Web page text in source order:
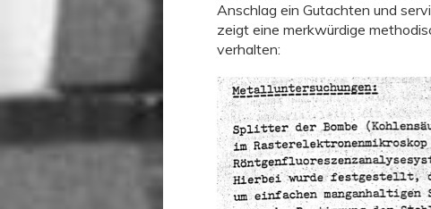
Anschlag ein Gutachten und
zeigt eine merkwürdige
verhalten: